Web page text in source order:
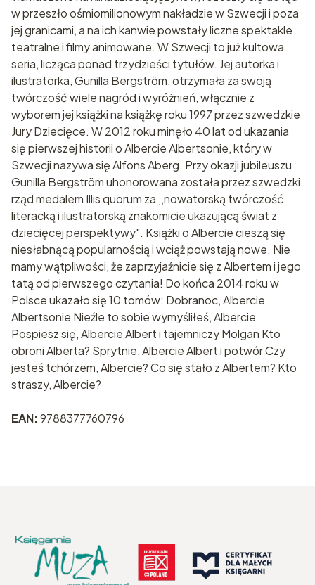
w przeszło ośmiomilionowym nakładzie w Szwecji i poza
jej granicami, a na ich kanwie powstały liczne spektakle
teatralne i filmy animowane. W Szwecji to już kultowa
seria, licząca ponad trzydzieści tytułów. Jej autorka i
ilustratorka, Gunilla Bergström, otrzymała za swoją
twórczość wiele nagród i wyróżnień, włącznie z
wyborem jej książki na książkę roku 1997 przez szwedzkie
Jury Dziecięce. W 2012 roku minęło 40 lat od ukazania
się pierwszej historii o Albercie Albertsonie, który w
Szwecji nazywa się Alfons Aberg. Przy okazji jubileuszu
Gunilla Bergström uhonorowana została przez szwedzki
rząd medalem Illis quorum za ,,nowatorską twórczość
literacką i ilustratorską znakomicie ukazującą świat z
dziecięcej perspektywy". Książki o Albercie cieszą się
niesłabnącą popularnością i wciąż powstają nowe. Nie
mamy wątpliwości, że zaprzyjaźnicie się z Albertem i jego
tatą od pierwszego czytania! Do końca 2014 roku w
Polsce ukazało się 10 tomów: Dobranoc, Albercie
Albertsonie Nieźle to sobie wymyśliłeś, Albercie
Pospiesz się, Albercie Albert i tajemniczy Molgan Kto
obroni Alberta? Sprytnie, Albercie Albert i potwór Czy
jesteś tchórzem, Albercie? Co się stało z Albertem? Kto
straszy, Albercie?
EAN:9788377760796